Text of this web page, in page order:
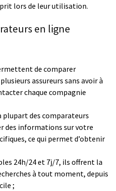
lors de leur utilisation.
en ligne
de comparer
assureurs sans avoir à
chaque compagnie
plupart des comparateurs
des informations sur votre
ce qui permet d’obtenir
24h/24 et 7j/7, ils offrent la
à tout moment, depuis
;